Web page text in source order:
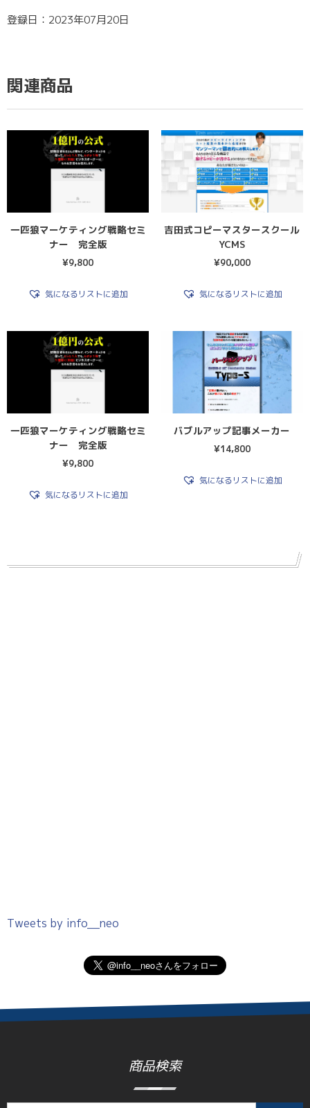
登録日：2023年07月20日
関連商品
一匹狼マーケティング戦略セミ
ナー 完全版
¥9,800
気になるリストに追加
吉田式コピーマスタースクール
YCMS
¥90,000
気になるリストに追加
一匹狼マーケティング戦略セミ
ナー 完全版
¥9,800
気になるリストに追加
バブルアップ記事メーカー
¥14,800
気になるリストに追加
Tweets by info__neo
商品検索